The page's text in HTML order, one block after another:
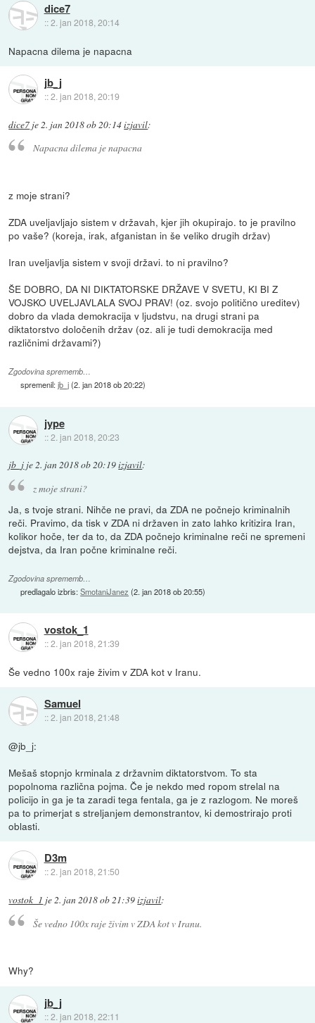
dice7
::2. jan 2018, 20:14
Napacna dilema je napacna
jb_j
::2. jan 2018, 20:19
dice7 je2. jan 2018 ob 20:14izjavil:
Napacna dilema je napacna
z moje strani?
ZDA uveljavljajo sistem v državah, kjer jih okupirajo. to je pravilno
po vaše? (koreja, irak, afganistan in še veliko drugih držav)
Iran uveljavlja sistem v svoji državi. to ni pravilno?
ŠE DOBRO, DA NI DIKTATORSKE DRŽAVE V SVETU, KI BI Z
VOJSKO UVELJAVLALA SVOJ PRAV! (oz. svojo politično ureditev)
dobro da vlada demokracija v ljudstvu, na drugi strani pa
diktatorstvo določenih držav (oz. ali je tudi demokracija med
različnimi državami?)
Zgodovina sprememb…
spremenil:jb_j(2. jan 2018 ob 20:22)
jype
::2. jan 2018, 20:23
jb_j je2. jan 2018 ob 20:19izjavil:
z moje strani?
Ja, s tvoje strani. Nihče ne pravi, da ZDA ne počnejo kriminalnih
reči. Pravimo, da tisk v ZDA ni državen in zato lahko kritizira Iran,
kolikor hoče, ter da to, da ZDA počnejo kriminalne reči ne spremeni
dejstva, da Iran počne kriminalne reči.
Zgodovina sprememb…
predlagalo izbris:SmotaniJanez (2. jan 2018 ob 20:55)
vostok_1
::2. jan 2018, 21:39
Še vedno 100x raje živim v ZDA kot v Iranu.
Samuel
::2. jan 2018, 21:48
@jb_j:
Mešaš stopnjo krminala z državnim diktatorstvom. To sta
popolnoma različna pojma. Če je nekdo med ropom strelal na
policijo in ga je ta zaradi tega fentala, ga je z razlogom. Ne moreš
pa to primerjat s streljanjem demonstrantov, ki demostrirajo proti
oblasti.
D3m
::2. jan 2018, 21:50
vostok_1 je2. jan 2018 ob 21:39izjavil:
Še vedno 100x raje živim v ZDA kot v Iranu.
Why?
jb_j
::2. jan 2018, 22:11